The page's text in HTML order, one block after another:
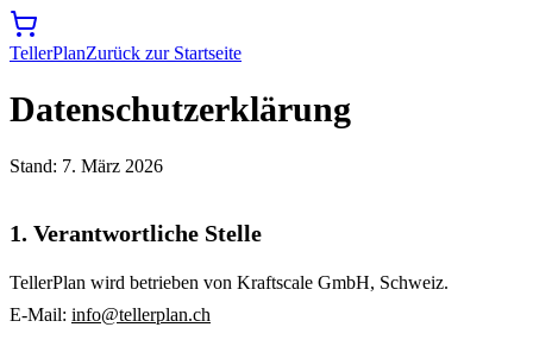
TellerPlanZurück zur Startseite
Datenschutzerklärung
Stand: 7. März 2026
1. Verantwortliche Stelle
TellerPlan wird betrieben von Kraftscale GmbH, Schweiz.
E-Mail: info@tellerplan.ch